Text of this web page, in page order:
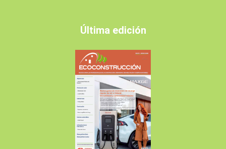
Última edición